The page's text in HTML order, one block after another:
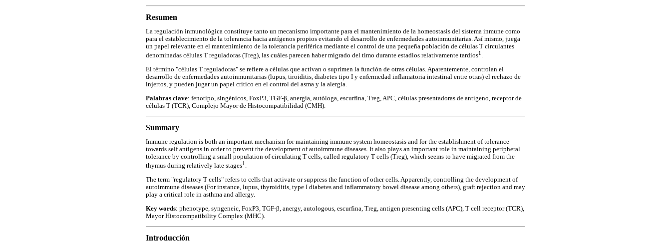
Resumen
La regulación inmunológica constituye tanto un mecanismo importante para el mantenimiento de la homeostasis del sistema inmune como
para el establecimiento de la tolerancia hacia antígenos propios evitando el desarrollo de enfermedades autoinmunitarias. Así mismo, juega
un papel relevante en el mantenimiento de la tolerancia periférica mediante el control de una pequeña población de células T circulantes
denominadas células T reguladoras (Treg), las cuáles parecen haber migrado del timo durante estadios relativamente tardíos1 .
El término "células T reguladoras" se refiere a células que activan o suprimen la función de otras células. Aparentemente, controlan el
desarrollo de enfermedades autoinmunitarias (lupus, tiroiditis, diabetes tipo I y enfermedad inflamatoria intestinal entre otras) el rechazo de
injertos, y pueden jugar un papel crítico en el control del asma y la alergia.
Palabras clave: fenotipo, singénicos, FoxP3, TGF-β, anergia, autóloga, escurfina, Treg, APC, células presentadoras de antígeno, receptor de
células T (TCR), Complejo Mayor de Histocompatibilidad (CMH).
Summary
Immune regulation is both an important mechanism for maintaining immune system homeostasis and for the establishment of tolerance
towards self antigens in order to prevent the development of autoimmune diseases. It also plays an important role in maintaining peripheral
tolerance by controlling a small population of circulating T cells, called regulatory T cells (Treg), which seems to have migrated from the
thymus during relatively late stages1.
The term "regulatory T cells" refers to cells that activate or suppress the function of other cells. Apparently, controlling the development of
autoimmune diseases (For instance, lupus, thyroiditis, type I diabetes and inflammatory bowel disease among others), graft rejection and may
play a critical role in asthma and allergy.
Key words: phenotype, syngeneic, FoxP3, TGF-β, anergy, autologous, escurfina, Treg, antigen presenting cells (APC), T cell receptor (TCR),
Mayor Histocompatibility Complex (MHC).
Introducción